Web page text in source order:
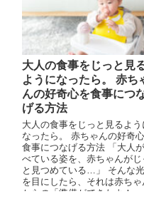
大人の食事をじっと見
ようになったら。 赤ち
んの好奇心を食事につ
げる方法
大人の食事をじっと見るよう
なったら。 赤ちゃんの好奇
食事につなげる方法 「大人
べている姿を、赤ちゃんがじ
と見つめている…」 そんな
を目にしたら、それは赤ちゃ
からの「準備ができたよ！」